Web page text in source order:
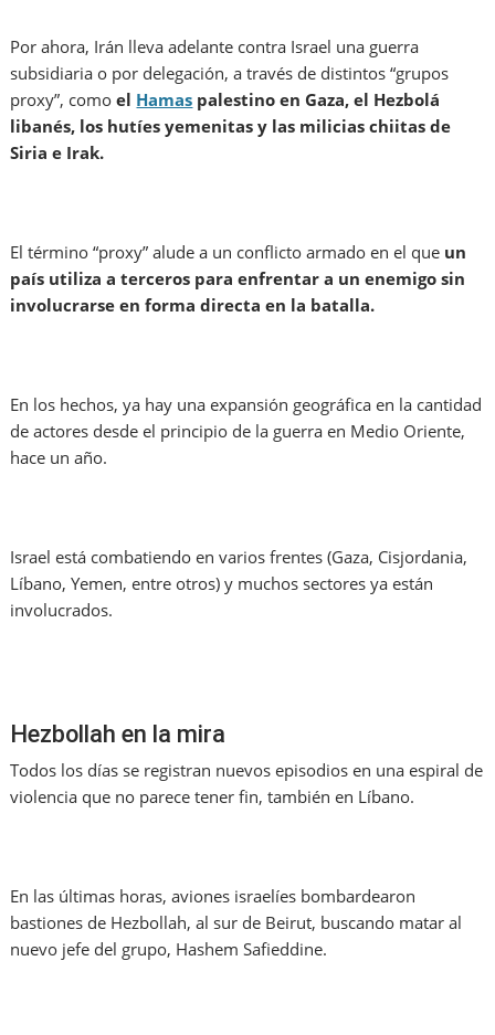
Por ahora, Irán lleva adelante contra Israel una guerra
subsidiaria o por delegación, a través de distintos “grupos
proxy”, comoel Hamas palestino en Gaza, el Hezbolá
libanés, los hutíes yemenitas y las milicias chiitas de
Siria e Irak.
El término “proxy” alude a un conflicto armado en el que un
país utiliza a terceros para enfrentar a un enemigo sin
involucrarse en forma directa en la batalla.
En los hechos, ya hay una expansión geográfica en la cantidad
de actores desde el principio de la guerra en Medio Oriente,
hace un año.
Israel está combatiendo en varios frentes (Gaza, Cisjordania,
Líbano, Yemen, entre otros) y muchos sectores ya están
involucrados.
Hezbollah en la mira
Todos los días se registran nuevos episodios en una espiral de
violencia que no parece tener fin, también en Líbano.
En las últimas horas, aviones israelíes bombardearon
bastiones de Hezbollah, al sur de Beirut, buscando matar al
nuevo jefe del grupo, Hashem Safieddine.